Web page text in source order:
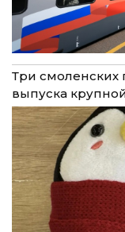
Три смоленских
выпуска